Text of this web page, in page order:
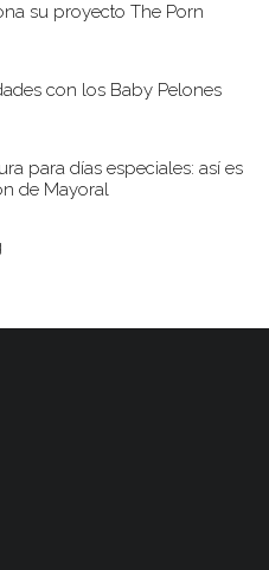
su proyecto The Porn
con los Baby Pelones
para días especiales: así es
de Mayoral